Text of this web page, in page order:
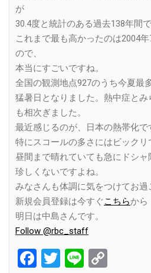
が
30.4度と統計のある過去138年間
これまで最も高かったのは2004
ので、
本当にすごいですね。
全国の観測地点927のうち今夏最
猛暑日となりました。熱中症と
も相次ぎました。
最近感じるのが、日本の熱帯化で
特にスコールの多さにはビックリ
昼間まで晴れていても急にドシ
珍しくないですよね。
みなさんも体調に気をつけてお過
新規会員登録は今すぐこちらから
明日は中島さんです。
Follow @rbc_staff
Facebook
Twitter
Line